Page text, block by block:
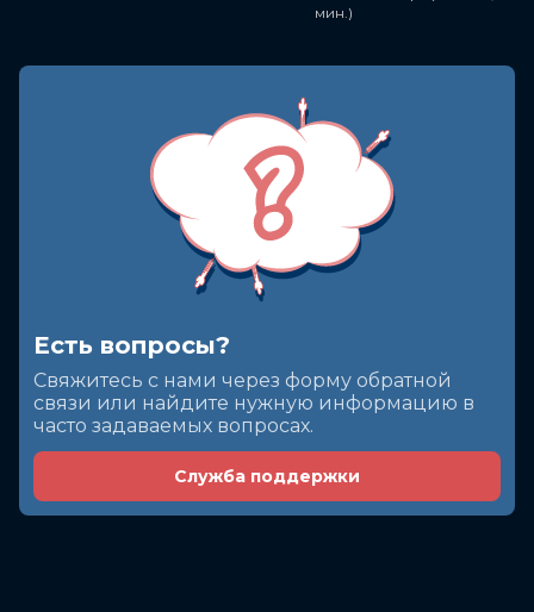
мин.)
Есть вопросы?
Cвяжитесь с нами через форму обратной
связи или найдите нужную информацию в
часто задаваемых вопросах.
Служба поддержки